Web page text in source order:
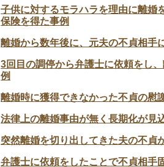
子供に対するモラハラを理由に離婚
保険を得た事例
離婚から数年後に、元夫の不貞相手
3回目の調停から弁護士に依頼をし
例
離婚時に獲得できなかった不貞の慰
法律上の離婚事由が無く長期化が見
突然離婚を切り出してきた夫の不貞
弁護士に依頼をしたことで不貞相手